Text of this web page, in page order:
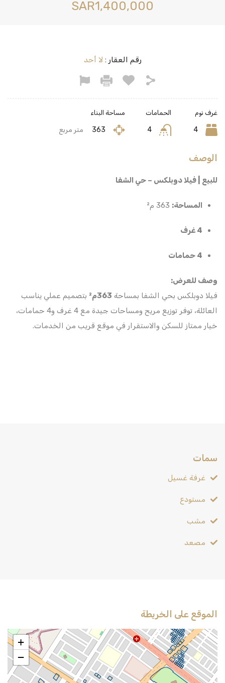
‪SAR1,400,000
رقم العقار : لا أحد
غرف نوم
4
الحمامات
4
مساحة البناء
363 متر مربع
الوصف
للبيع | فيلا دوبلكس – حي الشفا
المساحة:
4 غرف
4 حمامات
وصف للعرض:
فيلا دوبلكس بحي الشفا بمساحة 363م²
بتصميم عملي يناسب
العائلة، توفر توزيع مريح ومساحات جيدة مع 4 غرف و4 حمامات،
خيار ممتاز للسكن والاستقرار في موقع قريب من الخدمات.
سمات
غرفة غسيل
مستودع
مشب
مصعد
الموقع على الخريطة
+
−